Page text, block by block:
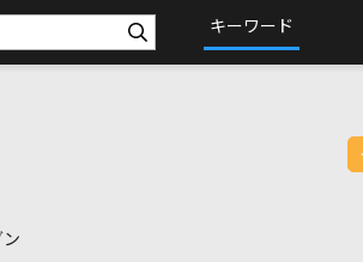
キーワード